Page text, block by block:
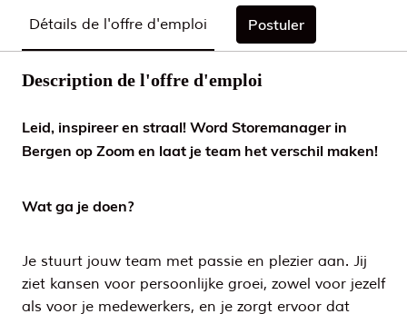
Détails de l'offre d'emploi Postuler
Description de l'offre d'emploi
Leid, inspireer en straal! Word Storemanager in
Bergen op Zoom en laat je team het verschil maken!
Wat ga je doen?
Je stuurt jouw team met passie en plezier aan. Jij
ziet kansen voor persoonlijke groei, zowel voor jezelf
als voor je medewerkers, en je zorgt ervoor dat